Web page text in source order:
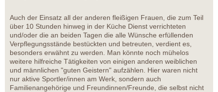
Auch der Einsatz all der anderen fleißigen Frauen, die zum Teil
über 10 Stunden hinweg in der Küche Dienst verrichteten
und/oder die an beiden Tagen die alle Wünsche erfüllenden
Verpflegungsstände bestückten und betreuten, verdient es,
besonders erwähnt zu werden. Man könnte noch mühelos
weitere hilfreiche Tätigkeiten von einigen anderen weiblichen
und männlichen "guten Geistern" aufzählen. Hier waren nicht
nur aktive Sportler/innen am Werk, sondern auch
Familienangehörige und Freundinnen/Freunde, die selbst nicht